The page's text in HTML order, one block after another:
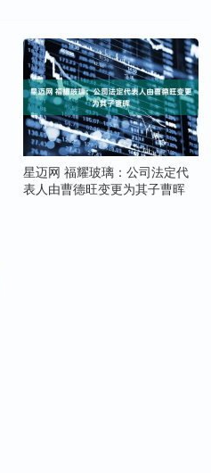
星迈网 福耀玻璃：公司法定代
表人由曹德旺变更为其子曹晖